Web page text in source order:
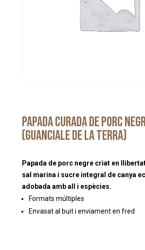
Papada curada de porc
(guanciale de la terra)
Papada de porc negre criat en
sal marina i sucre integral de canya
adobada amb all i espècies.
Formats múltiples
Envasat al buit i enviament en fred